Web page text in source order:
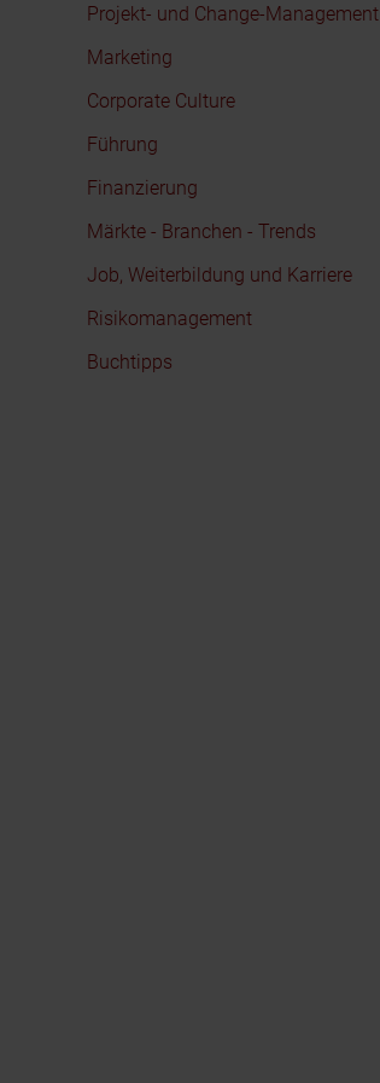
Projekt- und Change-Management
Marketing
Corporate Culture
Führung
Finanzierung
Märkte - Branchen - Trends
Job, Weiterbildung und Karriere
Risikomanagement
Buchtipps